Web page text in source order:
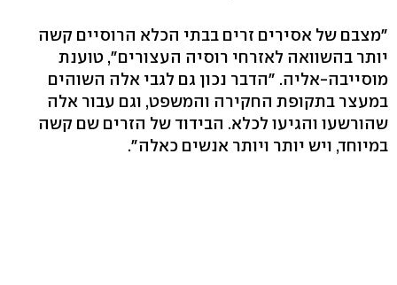
"מצבם של אסירים זרים בבתי הכלא הרוסיים קשה
יותר בהשוואה לאזרחי רוסיה העצורים", טוענת
מוסייבה-אליה. "הדבר נכון גם לגבי אלה השוהים
במעצר בתקופת החקירה והמשפט, וגם עבור אלה
שהורשעו והגיעו לכלא. הבידוד של הזרים שם קשה
במיוחד, ויש יותר ויותר אנשים כאלה".